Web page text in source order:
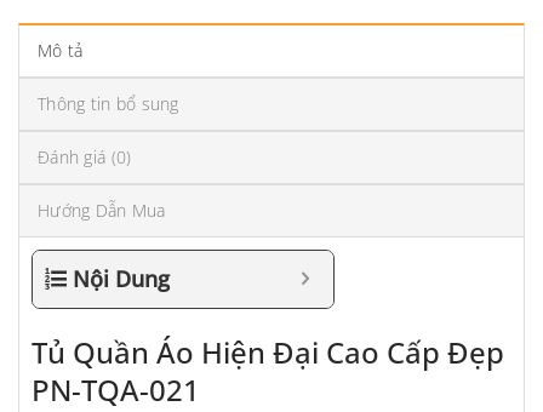
Mô tả
Thông tin bổ sung
Đánh giá (0)
Hướng Dẫn Mua
Nội Dung
Tủ Quần Áo Hiện Đại Cao Cấp Đẹp
PN-TQA-021